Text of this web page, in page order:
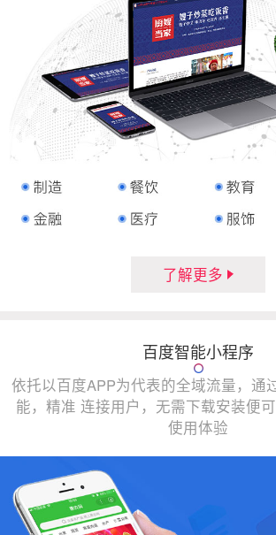
了解更多
百度智能小程序
依托以百度APP为代表的全域流量，通
能，精准 连接用户，无需下载安装便
使用体验